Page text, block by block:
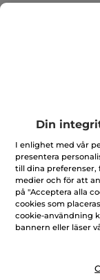
Läs
för
serum
mot
Fri frakt
Levereras
100%
Din
I enlighet med vår
presentera
till dina preferenser,
medier och för att
på "Acceptera alla
cookies som
cookie-användning
bannern eller läser